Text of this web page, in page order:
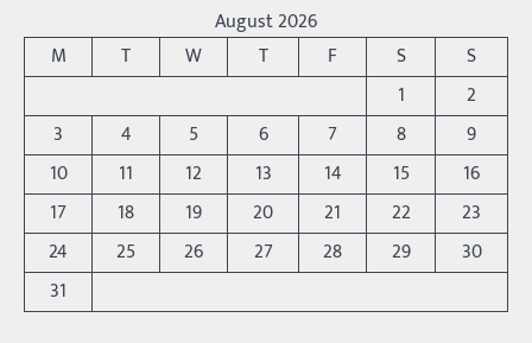
4
బోమ్మ అని పిలుస్తాం. స్పెయిన్‌ అమ్మాయిలు చాలా
అందంగా ఉంటారనే నానుడి…
5
రోడ్డుపై ఏరులై పారిన బీర్లు… ఘాటుతో
మండుతున్న నోర్లు
Balachander 15/04/2026
ఉత్తర ప్రదేశ్‌లోని ఝాన్సీ జిల్లాలో ఒక వింతైన రోడ్డు
ప్రమాదం చోటుచేసుకుంది. ఝాన్సీ–కాన్పూర్ జాతీయ
రహదారిపై వేల సంఖ్యలో బీరు…
Trending
August 2026
M
T W T F S
S
1
2
3
4 5 6 7 8
9
10
11 12 13 14 15
16
17
18 19 20 21 22
23
24
25 26 27 28 29
30
31